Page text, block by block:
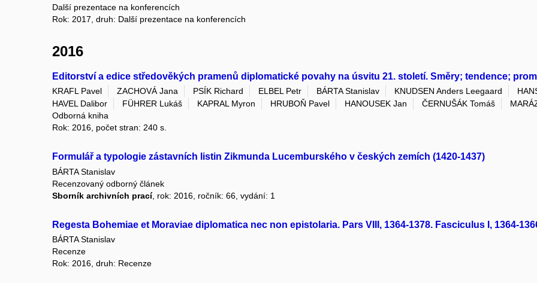
Další prezentace na konferencích
Rok: 2017, druh: Další prezentace na konferencích
2016
Editorství a edice středověkých pramenů diplomatické povahy na úsvitu 21. století. Směry; tendence;
KRAFL Pavel ZACHOVÁ Jana PSÍK Richard ELBEL Petr BÁRTA Stanislav KNUDSEN Anders Leegaard
HAVEL Dalibor
FÜHRER Lukáš KAPRAL Myron HRUBOŇ Pavel HANOUSEK Jan ČERNUŠÁK Tomáš
Odborná kniha
Rok: 2016, počet stran: 240 s.
Formulář a typologie zástavních listin Zikmunda Lucemburského v českých zemích (1420-1437)
BÁRTA Stanislav
Recenzovaný odborný článek
Sborník archivních prací, rok: 2016, ročník: 66, vydání: 1
Regesta Bohemiae et Moraviae diplomatica nec non epistolaria. Pars VIII, 1364-1378. Fasciculus I, 1364-
BÁRTA Stanislav
Recenze
Rok: 2016, druh: Recenze